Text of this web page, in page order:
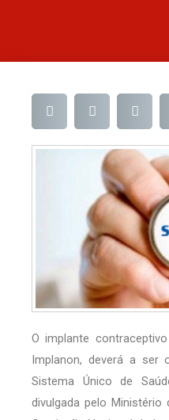
O implante
Implanon, deverá a ser
Sistema Único de
divulgada pelo Ministério